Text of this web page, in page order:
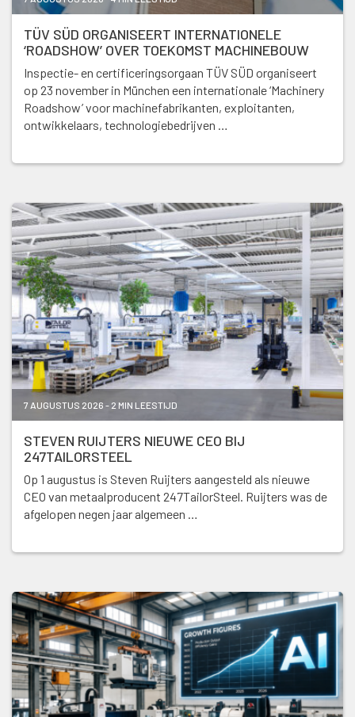
TÜV SÜD ORGANISEERT INTERNATIONELE
‘ROADSHOW’ OVER TOEKOMST MACHINEBOUW
Inspectie- en certificeringsorgaan TÜV SÜD organiseert
op 23 november in München een internationale ‘Machinery
Roadshow’ voor machinefabrikanten, exploitanten,
ontwikkelaars, technologiebedrijven …
7 AUGUSTUS 2026 - 2 MIN LEESTIJD
STEVEN RUIJTERS NIEUWE CEO BIJ
247TAILORSTEEL
Op 1 augustus is Steven Ruijters aangesteld als nieuwe
CEO van metaalproducent 247TailorSteel. Ruijters was de
afgelopen negen jaar algemeen …